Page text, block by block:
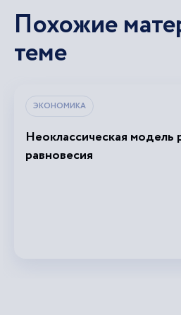
Похожие
теме
ЭКОНОМИКА
Неоклассическая модель
равновесия